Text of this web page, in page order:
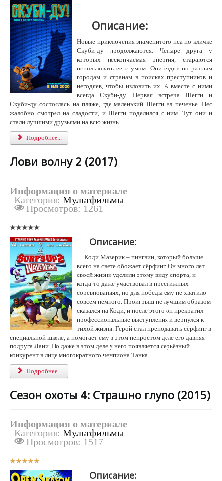
Описание:
Новые приключения знаменитого пса по кличке
Скуби-ду продолжаются. Четыре друга у
которых нескончаемая энергия, стараются
использовать ее с умом. Они ездят по разным
городам и странам в поисках преступников и
негодяев, чтобы изловить их. А вместе с ними
всегда Скуби-ду. Первая встреча Шегги и
Скуби-ду состоялась на пляже, где маленький Шегги ел печенье. Пес
жалобно смотрел на сладости, и Шегги поделился с ним. Тут они и
стали лучшими друзьями на всю жизнь...
Подробнее...
Лови волну 2 (2017)
Информация о материале
Категория: Мультфильмы
Просмотров: 1261
Описание:
Коди Маверик – пингвин, который больше
всего на свете обожает сёрфинг. Он много лет
своей жизни уделили этому виду спорта, и
когда-то даже участвовал в престижных
соревнованиях, но для победы ему не хватило
совсем немного. Проигрыш не лучшим образом
сказался на Коди, и после этого он прекратил
профессиональные выступления и вернулся к
тихой жизни. Герой стал преподавать сёрфинг в
специальной школе, а помогает ему в этом непростом деле его давняя
подруга Лани. Но даже в этом деле у него появляется серьёзный
конкурент в лице многократного чемпиона Танка...
Подробнее...
Сезон охоты 4: Страшно глупо (2015)
Информация о материале
Категория: Мультфильмы
Просмотров: 1517
Р
й
Описание: